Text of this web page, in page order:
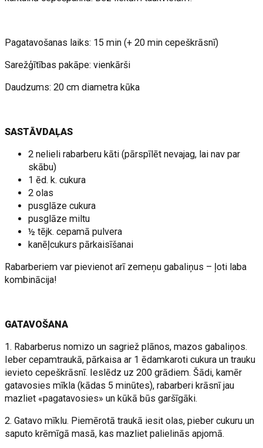
Pagatavošanas laiks: 15 min (+ 20 min cepeškrāsnī)
Sarežģītības pakāpe: vienkārši
Daudzums: 20 cm diametra kūka
SASTĀVDAĻAS
2 nelieli rabarberu kāti (pārspīlēt nevajag, lai nav par
skābu)
1 ēd. k. cukura
2 olas
pusglāze cukura
pusglāze miltu
½ tējk. cepamā pulvera
kanēļcukurs pārkaisīšanai
Rabarberiem var pievienot arī zemeņu gabaliņus – ļoti laba
kombinācija!
GATAVOŠANA
1. Rabarberus nomizo un sagriež plānos, mazos gabaliņos.
Ieber cepamtraukā, pārkaisa ar 1 ēdamkaroti cukura un trauku
ievieto cepeškrāsnī. Ieslēdz uz 200 grādiem. Šādi, kamēr
gatavosies mīkla (kādas 5 minūtes), rabarberi krāsnī jau
mazliet «pagatavosies» un kūkā būs garšīgāki.
2. Gatavo mīklu. Piemērotā traukā iesit olas, pieber cukuru un
saputo krēmīgā masā, kas mazliet palielinās apjomā.